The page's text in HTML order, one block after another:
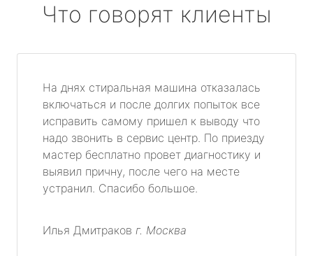
Что говорят клиенты
На днях стиральная машина отказалась
включаться и после долгих попыток все
исправить самому пришел к выводу что
надо звонить в сервис центр. По приезду
мастер бесплатно провет диагностику и
выявил причну, после чего на месте
устранил. Спасибо большое.
Илья Дмитраков г. Москва